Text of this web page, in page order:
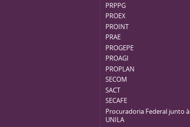
PRPPG
PROEX
PROINT
PRAE
PROGEPE
PROAGI
PROPLAN
SECOM
SACT
SECAFE
Procuradoria Federal junto à
UNILA